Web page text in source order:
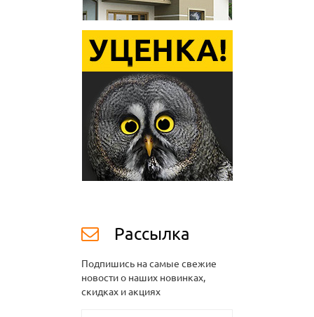
Рассылка
Подпишись на самые свежие
новости о наших новинках,
скидках и акциях